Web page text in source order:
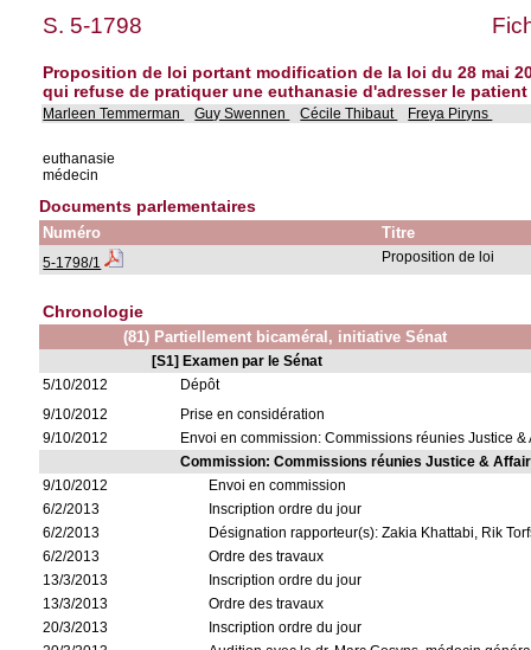
S. 5-1798
Proposition de loi portant modification de la loi du 28 mai
qui refuse de pratiquer une euthanasie d'adresser le
Marleen Temmerman Guy Swennen Cécile Thibaut Freya Piryns
euthanasie
médecin
Documents parlementaires
Numéro Titre
5-1798/1 Proposition de loi
Chronologie
(81) Partiellement bicaméral, initiative Sénat
[S1] Examen par le Sénat
5/10/2012
Dépôt
9/10/2012
Prise en considération
9/10/2012
Envoi en commission: Commissions réunies Justice &
Commission: Commissions réunies Justice &
9/10/2012
Envoi en commission
6/2/2013
Inscription ordre du jour
6/2/2013
Désignation rapporteur(s): Zakia Khattabi, Rik
6/2/2013
Ordre des travaux
13/3/2013
Inscription ordre du jour
13/3/2013
Ordre des travaux
20/3/2013
Inscription ordre du jour